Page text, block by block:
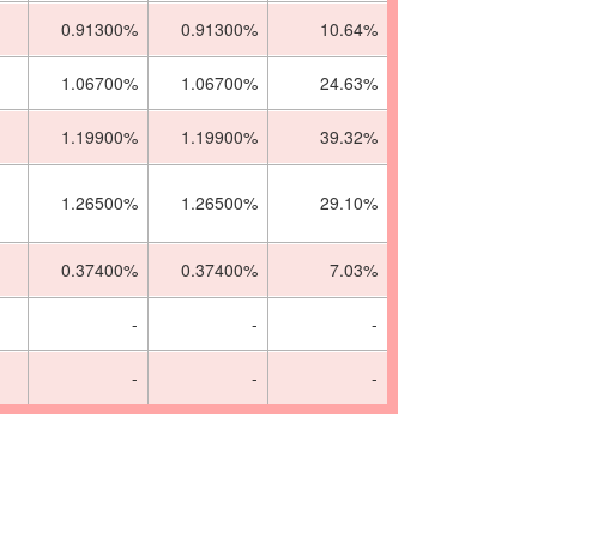
0.91300% 0.91300% 10.64%
1.06700% 1.06700% 24.63%
1.19900% 1.19900% 39.32%
1.26500% 1.26500% 29.10%
0.37400% 0.37400% 7.03%
- - -
- - -